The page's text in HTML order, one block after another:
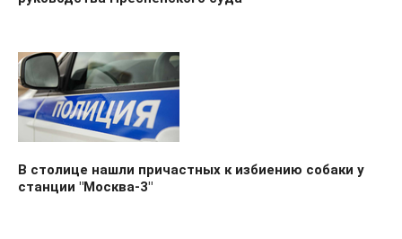
В столице нашли причастных к избиению собаки у
станции "Москва-3"